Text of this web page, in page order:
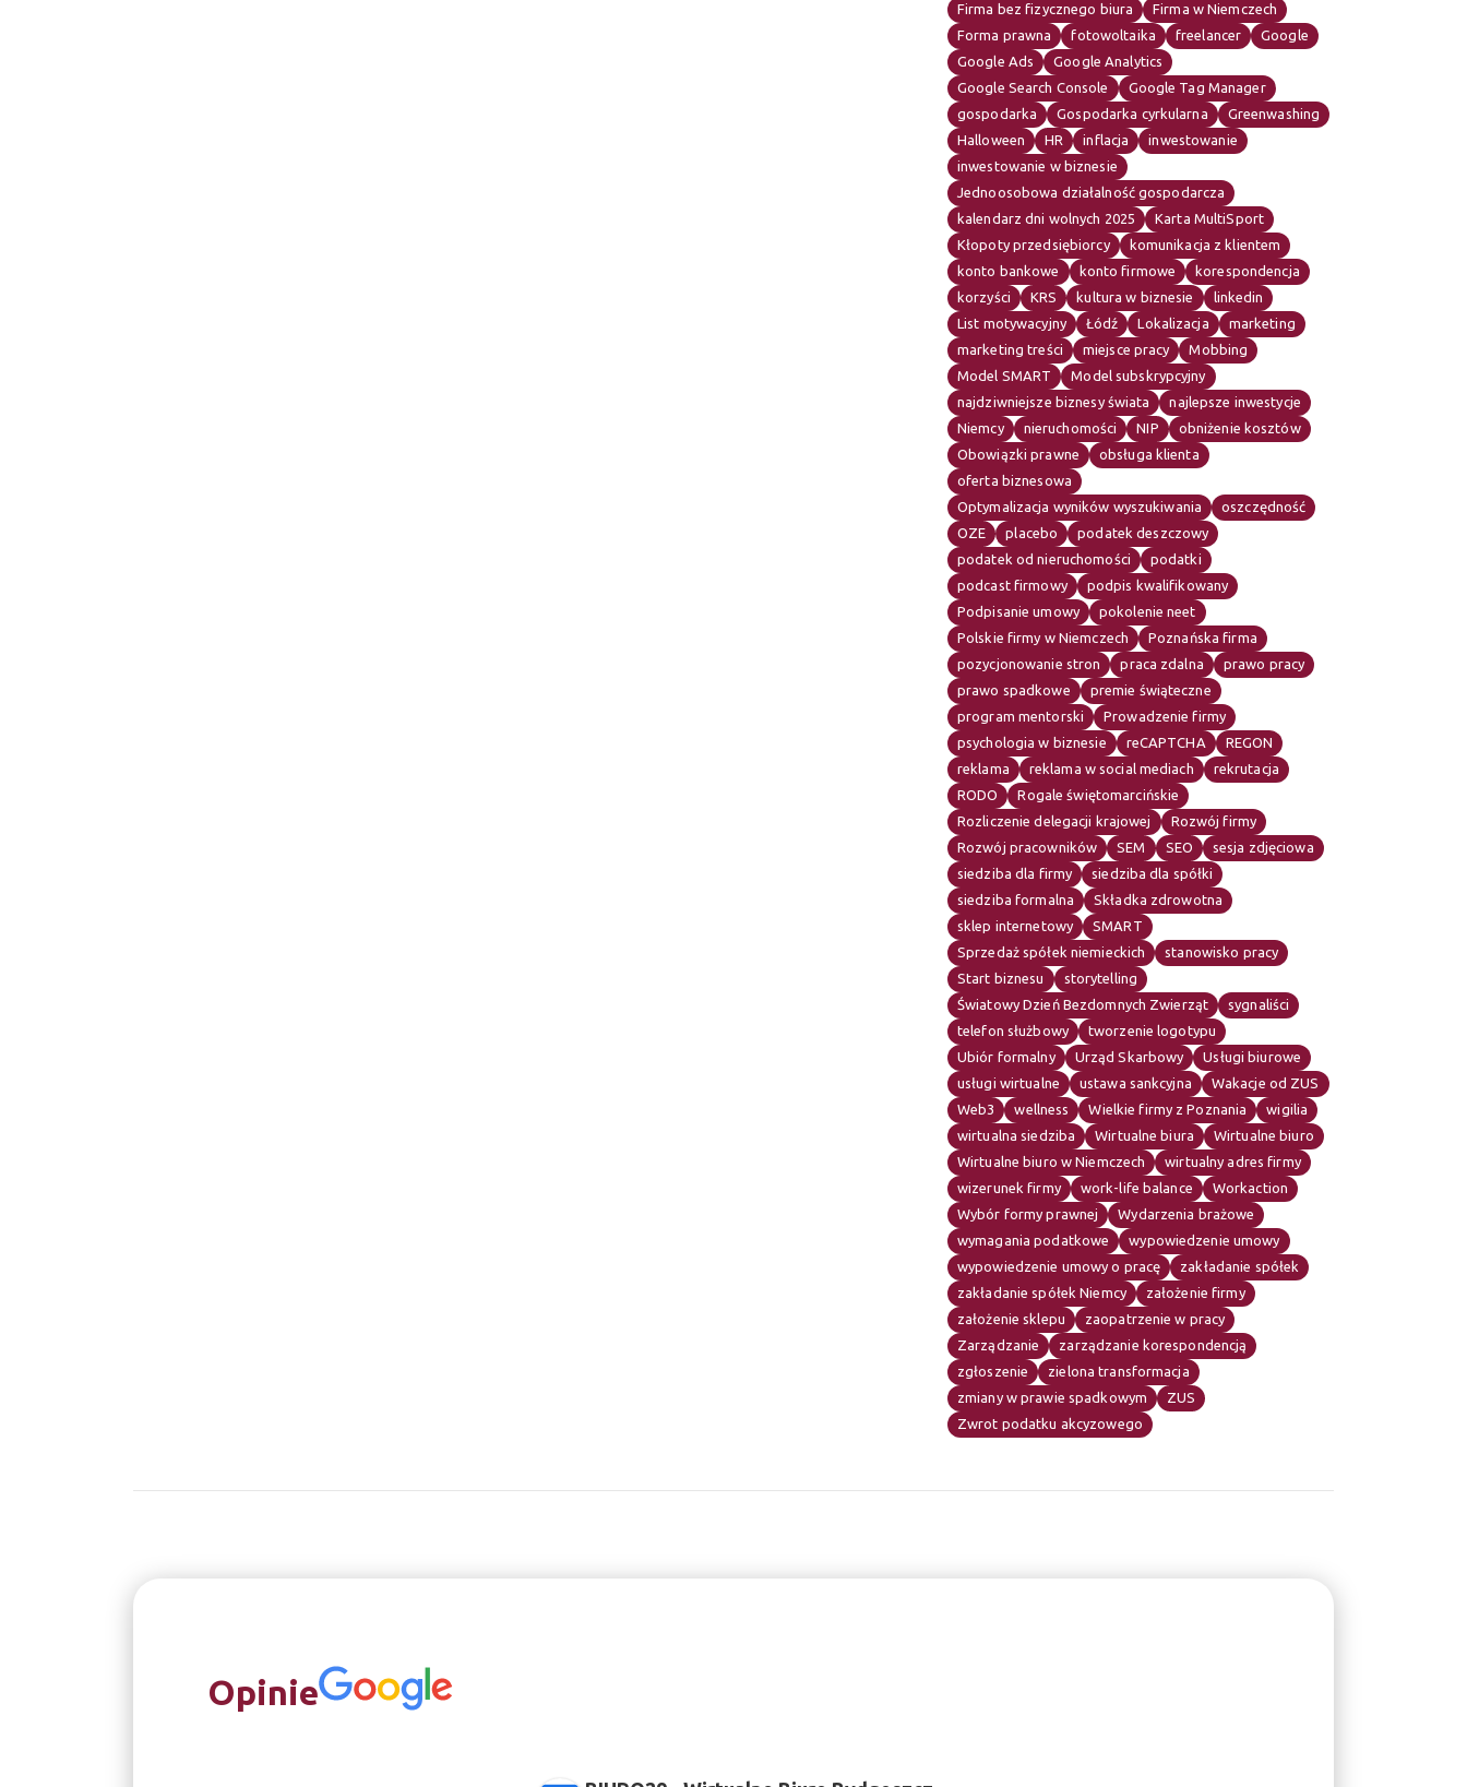
Firma bez fizycznego biura
Firma w Niemczech
Forma prawna
fotowoltaika freelancer
Google
Google Ads
Google Analytics
Google Search Console
Google Tag Manager
gospodarka
Gospodarka cyrkularna
Greenwashing
Halloween
HR inflacja
inwestowanie
inwestowanie w biznesie
Jednoosobowa działalność gospodarcza
kalendarz dni wolnych 2025
Karta MultiSport
Kłopoty przedsiębiorcy
komunikacja z klientem
konto bankowe
konto firmowe
korespondencja
korzyści
KRS kultura w biznesie
linkedin
List motywacyjny
Łódź Lokalizacja
marketing
marketing treści
miejsce pracy
Mobbing
Model SMART
Model subskrypcyjny
najdziwniejsze biznesy świata
najlepsze inwestycje
Niemcy
nieruchomości NIP
obniżenie kosztów
Obowiązki prawne
obsługa klienta
oferta biznesowa
Optymalizacja wyników wyszukiwania
oszczędność
OZE
placebo
podatek deszczowy
podatek od nieruchomości
podatki
podcast firmowy
podpis kwalifikowany
Podpisanie umowy
pokolenie neet
Polskie firmy w Niemczech
Poznańska firma
pozycjonowanie stron
praca zdalna
prawo pracy
prawo spadkowe
premie świąteczne
program mentorski
Prowadzenie firmy
psychologia w biznesie
reCAPTCHA
REGON
reklama
reklama w social mediach
rekrutacja
RODO
Rogale świętomarcińskie
Rozliczenie delegacji krajowej
Rozwój firmy
Rozwój pracowników
SEM SEO
sesja zdjęciowa
siedziba dla firmy
siedziba dla spółki
siedziba formalna
Składka zdrowotna
sklep internetowy
SMART
Sprzedaż spółek niemieckich
stanowisko pracy
Start biznesu
storytelling
Światowy Dzień Bezdomnych Zwierząt
sygnaliści
telefon służbowy
tworzenie logotypu
Ubiór formalny
Urząd Skarbowy
Usługi biurowe
usługi wirtualne
ustawa sankcyjna
Wakacje od ZUS
Web3
wellness Wielkie firmy z Poznania
wigilia
wirtualna siedziba
Wirtualne biura
Wirtualne biuro
Wirtualne biuro w Niemczech
wirtualny adres firmy
wizerunek firmy
work-life balance
Workaction
Wybór formy prawnej
Wydarzenia brażowe
wymagania podatkowe
wypowiedzenie umowy
wypowiedzenie umowy o pracę
zakładanie spółek
zakładanie spółek Niemcy
założenie firmy
założenie sklepu
zaopatrzenie w pracy
Zarządzanie
zarządzanie korespondencją
zgłoszenie
zielona transformacja
zmiany w prawie spadkowym
ZUS
Zwrot podatku akcyzowego
Opinie